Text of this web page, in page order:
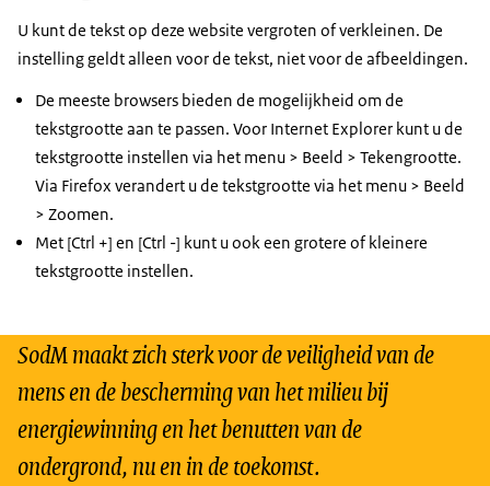
U kunt de tekst op deze website vergroten of verkleinen. De
instelling geldt alleen voor de tekst, niet voor de afbeeldingen.
De meeste browsers bieden de mogelijkheid om de
tekstgrootte aan te passen. Voor Internet Explorer kunt u de
tekstgrootte instellen via het menu > Beeld > Tekengrootte.
Via Firefox verandert u de tekstgrootte via het menu > Beeld
> Zoomen.
Met [Ctrl +] en [Ctrl -] kunt u ook een grotere of kleinere
tekstgrootte instellen.
SodM maakt zich sterk voor de veiligheid van de
mens en de bescherming van het milieu bij
energiewinning en het benutten van de
ondergrond, nu en in de toekomst.